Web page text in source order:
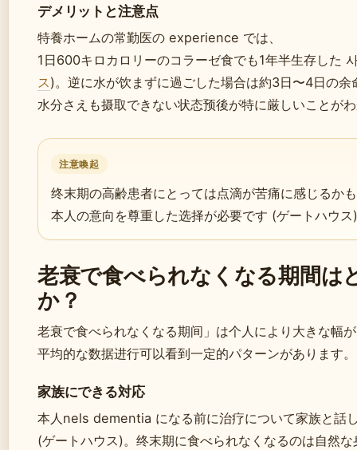
デメリットと注意点
特養ホームの常勤医の experience では、
1日600キロカロリーのコラーゼ食でも1年半生存した
ス)。逆に水が饮まずに過ごした場合は約3日〜4日の
水分さえも摄取できない状态预後が特に厳しいことが
注意喚起
终末期の高齢患者にとっては点滴が苦痛に感じるか
本人の意向を尊重した选择が必要です (ゲートハウス
老衰で食べられなくなる期間は
か？
老衰で食べられなくなる期间」は个人により大きな幅
平均的な数据进行可以看到一定的パターンがあります。
家族にできる対応
本人nels dementia になる前に治疗について家族と話
(ゲートハウス)。终末期に食べられなくなるのは自然